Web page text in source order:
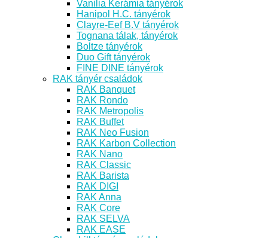
Vanilia Kerámia tányérok
Hanipol H.C. tányérok
Clayre-Eef B.V tányérok
Tognana tálak, tányérok
Boltze tányérok
Duo Gift tányérok
FINE DINE tányérok
RAK tányér családok
RAK Banquet
RAK Rondo
RAK Metropolis
RAK Buffet
RAK Neo Fusion
RAK Karbon Collection
RAK Nano
RAK Classic
RAK Barista
RAK DIGI
RAK Anna
RAK Core
RAK SELVA
RAK EASE